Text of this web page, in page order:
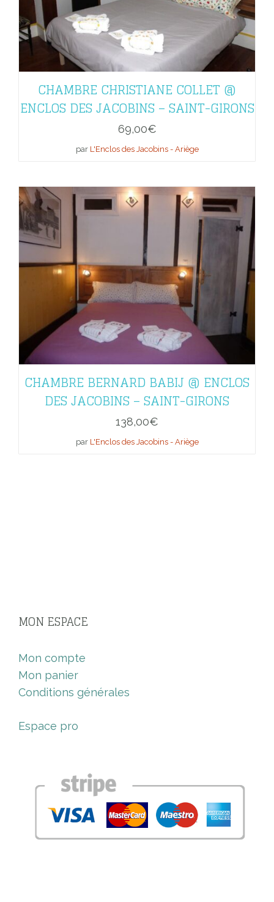
CHAMBRE CHRISTIANE COLLET @
ENCLOS DES JACOBINS – SAINT-GIRONS
69,00€
par L'Enclos des Jacobins - Ariège
CHAMBRE BERNARD BABIJ @ ENCLOS
DES JACOBINS – SAINT-GIRONS
138,00€
par L'Enclos des Jacobins - Ariège
MON ESPACE
Mon compte
Mon panier
Conditions générales
Espace pro